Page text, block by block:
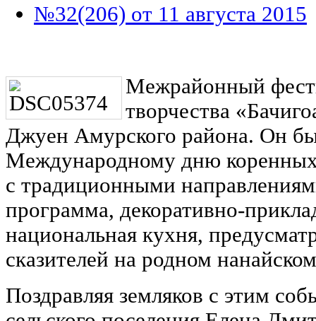
№32(206) от 11 августа 2015
Межрайонный фес
творчества
Джуен Амурского района. Он
Международному дню
с традиционными
программа, декоративно-
национальная кухня,
сказителей на родном
Поздравляя земляков с этим